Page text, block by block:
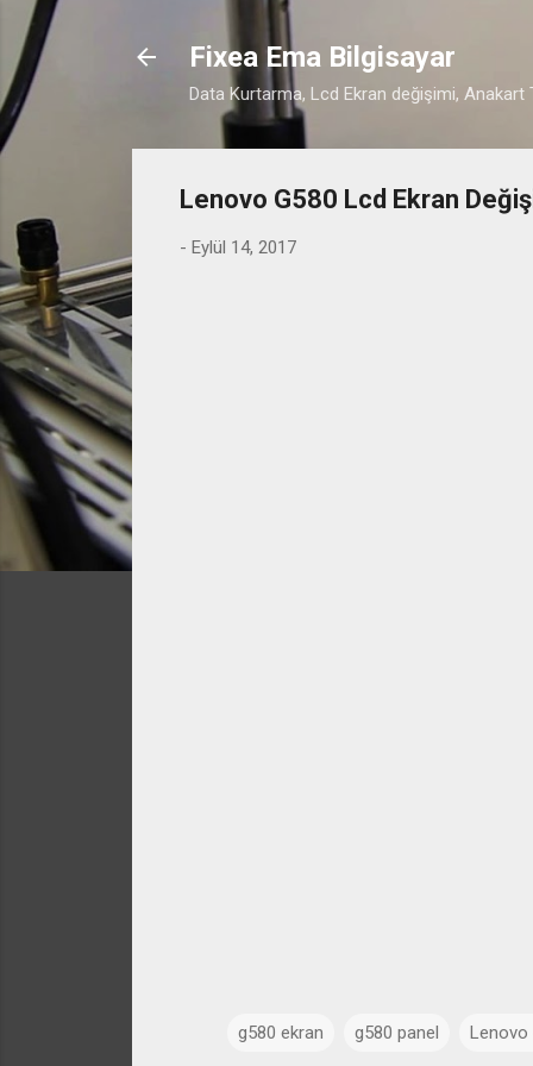
Fixea Ema Bilgisayar
Data Kurtarma, Lcd Ekran değişimi, Anakart
Lenovo G580 Lcd Ekran
- Eylül 14, 2017
g580 ekran g580 panel Lenovo